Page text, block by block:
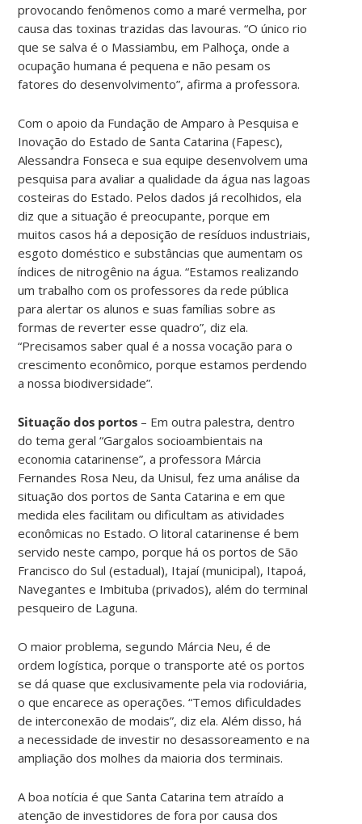
provocando fenômenos como a maré vermelha, por
causa das toxinas trazidas das lavouras. “O único rio
que se salva é o Massiambu, em Palhoça, onde a
ocupação humana é pequena e não pesam os
fatores do desenvolvimento”, afirma a professora.
Com o apoio da Fundação de Amparo à Pesquisa e
Inovação do Estado de Santa Catarina (Fapesc),
Alessandra Fonseca e sua equipe desenvolvem uma
pesquisa para avaliar a qualidade da água nas lagoas
costeiras do Estado. Pelos dados já recolhidos, ela
diz que a situação é preocupante, porque em
muitos casos há a deposição de resíduos industriais,
esgoto doméstico e substâncias que aumentam os
índices de nitrogênio na água. “Estamos realizando
um trabalho com os professores da rede pública
para alertar os alunos e suas famílias sobre as
formas de reverter esse quadro”, diz ela.
“Precisamos saber qual é a nossa vocação para o
crescimento econômico, porque estamos perdendo
a nossa biodiversidade”.
Situação dos portos – Em outra palestra, dentro
do tema geral “Gargalos socioambientais na
economia catarinense”, a professora Márcia
Fernandes Rosa Neu, da Unisul, fez uma análise da
situação dos portos de Santa Catarina e em que
medida eles facilitam ou dificultam as atividades
econômicas no Estado. O litoral catarinense é bem
servido neste campo, porque há os portos de São
Francisco do Sul (estadual), Itajaí (municipal), Itapoá,
Navegantes e Imbituba (privados), além do terminal
pesqueiro de Laguna.
O maior problema, segundo Márcia Neu, é de
ordem logística, porque o transporte até os portos
se dá quase que exclusivamente pela via rodoviária,
o que encarece as operações. “Temos dificuldades
de interconexão de modais”, diz ela. Além disso, há
a necessidade de investir no desassoreamento e na
ampliação dos molhes da maioria dos terminais.
A boa notícia é que Santa Catarina tem atraído a
atenção de investidores de fora por causa dos